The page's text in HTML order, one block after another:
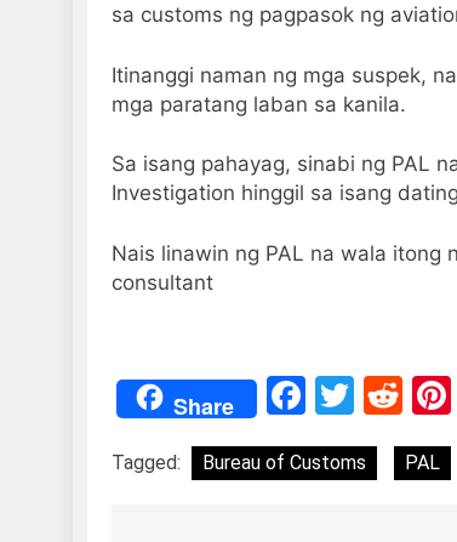
sa customs ng pagpasok ng
Itinanggi naman ng mga suspek,
mga paratang laban sa kanila.
Sa isang pahayag, sinabi ng PAL
Investigation hinggil sa isang
Nais linawin ng PAL na wala itong
consultant
Share
Tagged: Bureau of Customs PAL